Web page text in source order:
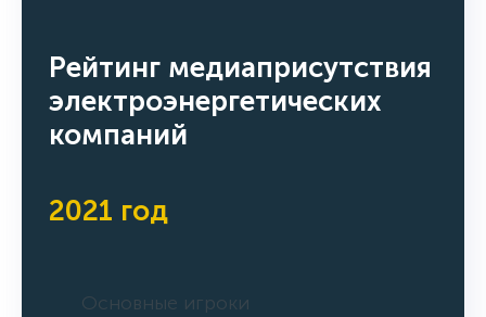
Рейтинг медиаприсутствия
электроэнергетических
компаний
2021 год
Основные игроки